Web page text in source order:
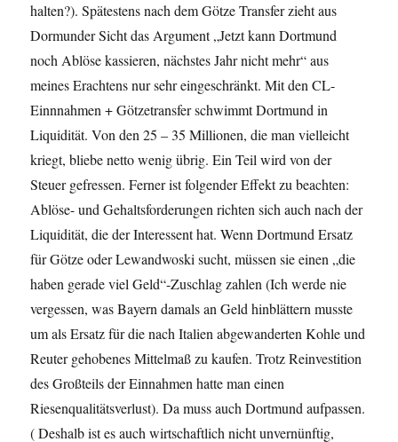
halten?). Spätestens nach dem Götze Transfer zieht aus
Dormunder Sicht das Argument „Jetzt kann Dortmund
noch Ablöse kassieren, nächstes Jahr nicht mehr“ aus
meines Erachtens nur sehr eingeschränkt. Mit den CL-
Einnnahmen + Götzetransfer schwimmt Dortmund in
Liquidität. Von den 25 – 35 Millionen, die man vielleicht
kriegt, bliebe netto wenig übrig. Ein Teil wird von der
Steuer gefressen. Ferner ist folgender Effekt zu beachten:
Ablöse- und Gehaltsforderungen richten sich auch nach der
Liquidität, die der Interessent hat. Wenn Dortmund Ersatz
für Götze oder Lewandwoski sucht, müssen sie einen „die
haben gerade viel Geld“-Zuschlag zahlen (Ich werde nie
vergessen, was Bayern damals an Geld hinblättern musste
um als Ersatz für die nach Italien abgewanderten Kohle und
Reuter gehobenes Mittelmaß zu kaufen. Trotz Reinvestition
des Großteils der Einnahmen hatte man einen
Riesenqualitätsverlust). Da muss auch Dortmund aufpassen.
( Deshalb ist es auch wirtschaftlich nicht unvernünftig,